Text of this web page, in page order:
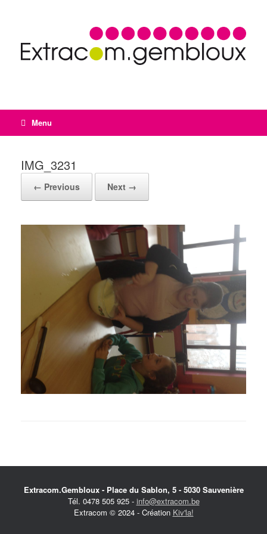
Menu
IMG_3231
← Previous Next →
Extracom.Gembloux - Place du Sablon, 5 - 5030 Sauvenière
Tél. 0478 505 925 - info@extracom.be
Extracom © 2024 - Création Kiv'la!